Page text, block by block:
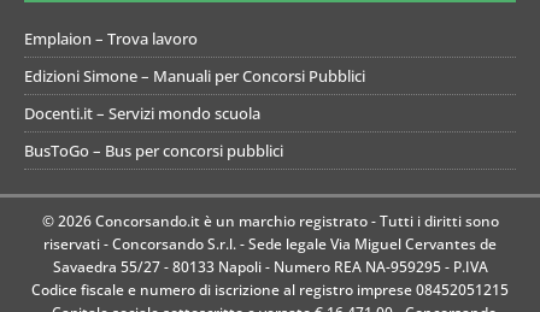
Emplaion – Trova lavoro
Edizioni Simone – Manuali per Concorsi Pubblici
Docenti.it – Servizi mondo scuola
BusToGo – Bus per concorsi pubblici
© 2026 Concorsando.it è un marchio registrato - Tutti i diritti sono
riservati - Concorsando S.r.l. - Sede legale Via Miguel Cervantes de
Savaedra 55/27 - 80133 Napoli - Numero REA NA-959295 - P.IVA
Codice fiscale e numero di iscrizione al registro imprese 08452051215